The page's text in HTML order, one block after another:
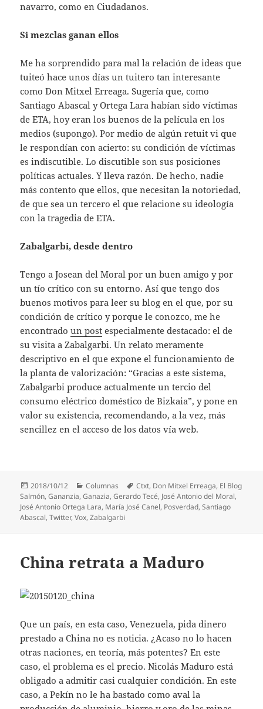
navarro, como en Ciudadanos.
Si mezclas ganan ellos
Me ha sorprendido para mal la relación de ideas que
tuiteó hace unos días un tuitero tan interesante
como Don Mitxel Erreaga. Sugería que, como
Santiago Abascal y Ortega Lara habían sido víctimas
de ETA, hoy eran los buenos de la película en los
medios (supongo). Por medio de algún retuit vi que
le respondían con acierto: su condición de víctimas
es indiscutible. Lo discutible son sus posiciones
políticas actuales. Y lleva razón. De hecho, nadie
más contento que ellos, que necesitan la notoriedad,
de que sea un tercero el que relacione su ideología
con la tragedia de ETA.
Zabalgarbi, desde dentro
Tengo a Josean del Moral por un buen amigo y por
un tío crítico con su entorno. Así que tengo dos
buenos motivos para leer su blog en el que, por su
condición de crítico y porque le conozco, me he
encontradoun post especialmente destacado: el de
su visita a Zabalgarbi. Un relato meramente
descriptivo en el que expone el funcionamiento de
la planta de valorización: “Gracias a este sistema,
Zabalgarbi produce actualmente un tercio del
consumo eléctrico doméstico de Bizkaia”, y pone en
valor su existencia, recomendando, a la vez, más
sencillez en el acceso de los datos vía web.
Publicado
el
2018/10/12 Categorías
Columnas Etiquetas
Ctxt, Don Mitxel Erreaga, El Blog
Salmón,Gananzia,Ganazia,Gerardo Tecé, José Antonio del Moral,
José Antonio Ortega Lara, María José Canel, Posverdad,Santiago
Abascal,Twitter,Vox,Zabalgarbi
China retrata a Maduro
Que un país, en esta caso, Venezuela, pida dinero
prestado a China no es noticia. ¿Acaso no lo hacen
otras naciones, en teoría, más potentes? En este
caso, el problema es el precio. Nicolás Maduro está
obligado a admitir casi cualquier condición. En este
caso, a Pekín no le ha bastado como aval la